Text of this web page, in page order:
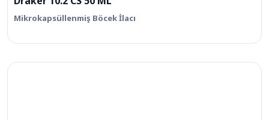
Mikrokapsüllenmiş Böcek İlacı